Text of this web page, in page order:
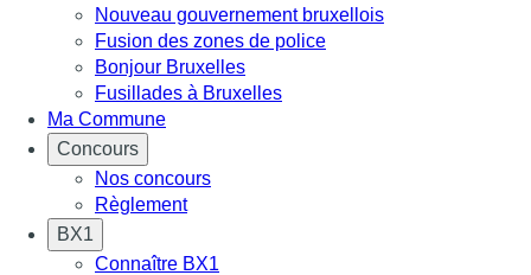
Nouveau gouvernement bruxellois
Fusion des zones de police
Bonjour Bruxelles
Fusillades à Bruxelles
Ma Commune
Concours
Nos concours
Règlement
BX1
Connaître BX1